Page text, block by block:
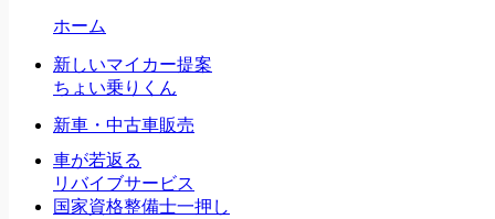
ホーム
新しいマイカー提案
ちょい乗りくん
新車・中古車販売
車が若返る
リバイブサービス
国家資格整備士一押し